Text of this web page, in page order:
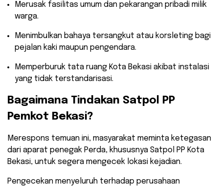
​Merusak fasilitas umum dan pekarangan pribadi milik
warga.
​Menimbulkan bahaya tersangkut atau korsleting bagi
pejalan kaki maupun pengendara.
​Memperburuk tata ruang Kota Bekasi akibat instalasi
yang tidak terstandarisasi.
​Bagaimana Tindakan Satpol PP
Pemkot Bekasi?
​Merespons temuan ini, masyarakat meminta ketegasan
dari aparat penegak Perda, khususnya Satpol PP Kota
Bekasi, untuk segera mengecek lokasi kejadian.
Pengecekan menyeluruh terhadap perusahaan